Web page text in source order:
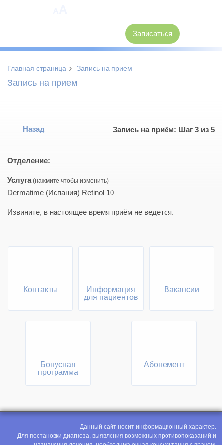
Записаться
Главная страница › Запись на прием
Запись на прием
Назад Запись на приём: Шаг 3 из 5
Отделение:
Услуга
Dermatime (Испания) Retinol 10
Извините, в настоящее время приём не ведется.
Контакты
Информация
для пациентов
Вакансии
Бонусная
программа
Абонемент
Данный сайт носит информационный характер.
Для постановки диагноза, выявления возможных противопоказаний и